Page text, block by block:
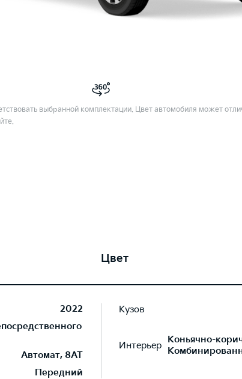
выбранной комплектации. Цвет автомобиля может
2022
Автомат, 8AT
Передний
Цвет
Кузов
Интерьер Коньячно-